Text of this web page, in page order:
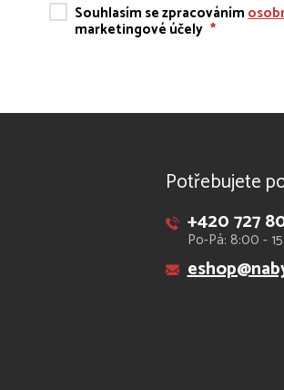
Souhlasím se zpracováním
marketingové účely *
Potřebujete
+420 727
Po-Pá: 8:00 -